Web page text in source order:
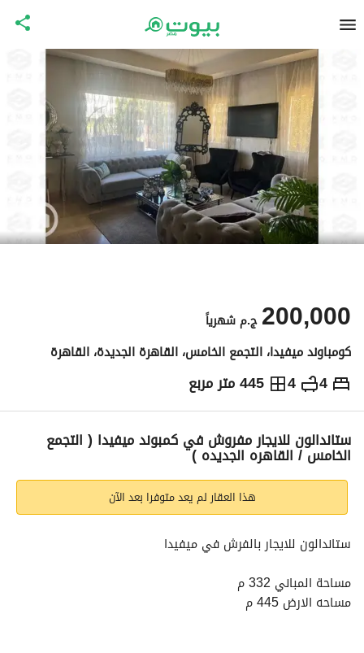
ج.م 200,000 شهرياً
كومباوند ميفيدا، التجمع الخامس، القاهرة الجديدة، القاهرة
4
4 445 متر مربع ج.م200,000شهرياً
الاماكن القريبة
ستاندالون للايجار مفروش في كمبوند ميفيدا ( التجمع
الخامس / القاهره الجديده )
هذا العقار لم يعد متوفرا بعد الآن
ستاندالون للايجار بالفرش في ميفيدا
مساحة المباني 332 م
مساحه الارض 445 م